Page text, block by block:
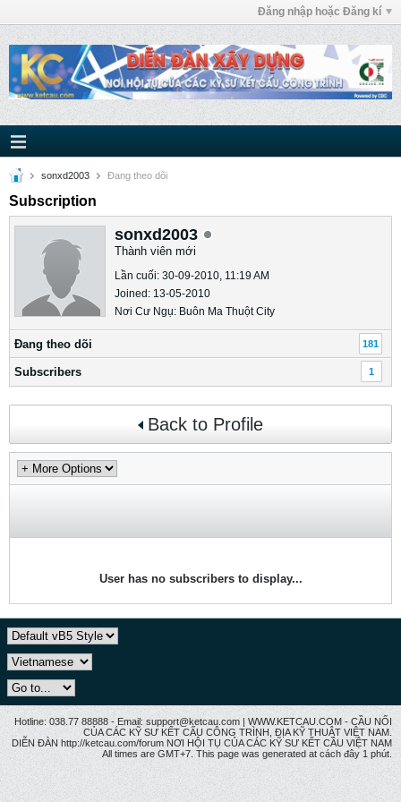
Đăng nhập hoặc Đăng kí
sonxd2003 Ðang theo dõi
Subscription
sonxd2003
Thành viên mới
Lần cuối: 30-09-2010, 11:19 AM
Joined: 13-05-2010
Nơi Cư Ngụ: Buôn Ma Thuột City
Ðang theo dõi 181
Subscribers 1
Back to Profile
User has no subscribers to display...
Hotline: 038.77 88888 - Email: support@ketcau.com | WWW.KETCAU.COM - CẦU NỐI
CỦA CÁC KỸ SƯ KẾT CẤU CÔNG TRÌNH, ĐỊA KỸ THUẬT VIỆT NAM.
DIỄN ĐÀN http://ketcau.com/forum NƠI HỘI TỤ CỦA CÁC KỸ SƯ KẾT CÂU VIỆT NAM
All times are GMT+7. This page was generated at cách đây 1 phút.